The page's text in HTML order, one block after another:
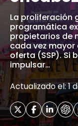
La proliferación
programática
propietarios de
cada vez
oferta (SSP). Si
impulsar…
Actualizado el: 1